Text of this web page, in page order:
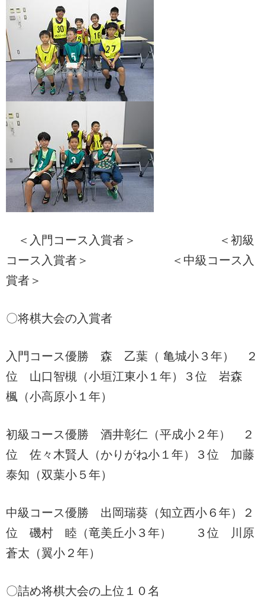
＜入門コース入賞者＞ ＜初級
コース入賞者＞ ＜中級コース入
賞者＞
〇将棋大会の入賞者
入門コース優勝 森 乙葉（ 亀城小３年） ２
位 山口智槻（小垣江東小１年）３位 岩森
楓（小高原小１年）
初級コース優勝 酒井彰仁（平成小２年） ２
位 佐々木賢人（かりがね小１年）３位 加藤
泰知（双葉小５年）
中級コース優勝 出岡瑞葵（知立西小６年）２
位 磯村 睦（竜美丘小３年） ３位 川原
蒼太（翼小２年）
〇詰め将棋大会の上位１０名